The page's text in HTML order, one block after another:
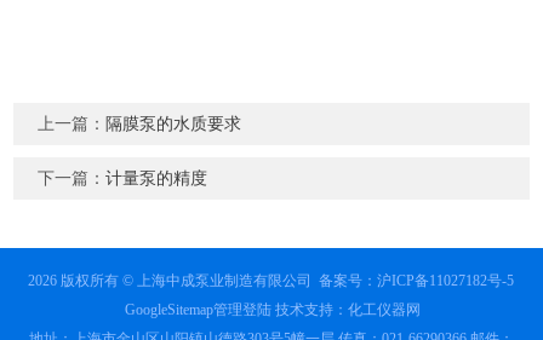
上一篇： 隔膜泵的水质要求
下一篇：计量泵的精度
2026 版权所有 © 上海中成泵业制造有限公司备案号：沪ICP备11027182号-5
GoogleSitemap管理登陆 技术支持：化工仪器网